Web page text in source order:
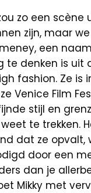
zo een scène
zijn, maar
een
te denken is uit
fashion. Ze is
Venice Film
stijl en
te trekken.
dat ze opvalt,
door een
dan je
Mikky met